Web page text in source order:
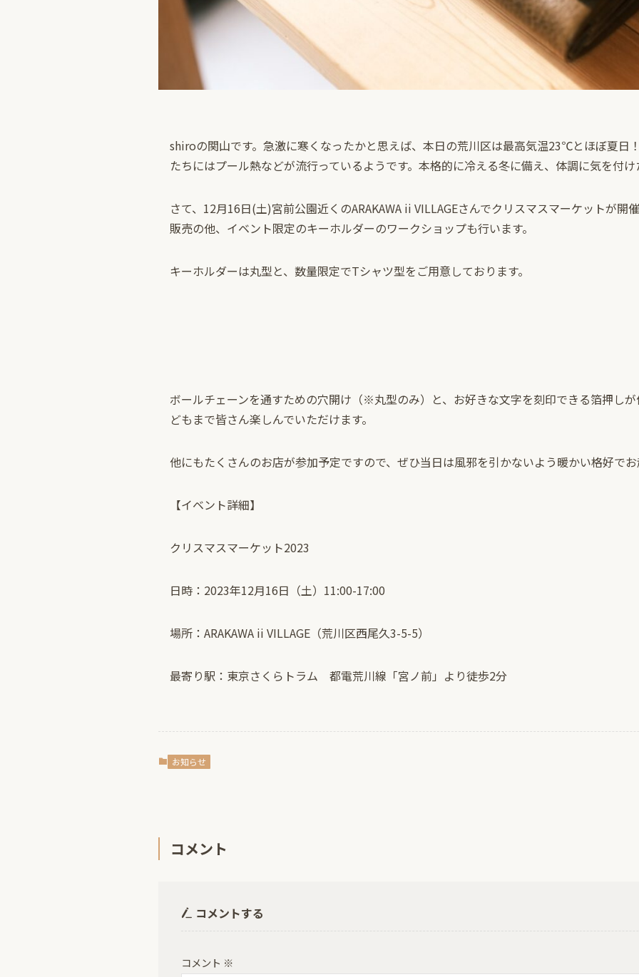
shiroの関山です。急激に寒くなったかと思えば、本日の荒川区は最高気温23℃とほぼ夏日
たちにはプール熱などが流行っているようです。本格的に冷える冬に備え、体調に気を付け
さて、12月16日(土)宮前公園近くのARAKAWA ii VILLAGEさんでクリスマスマーケットが開
販売の他、イベント限定のキーホルダーのワークショップも行います。
キーホルダーは丸型と、数量限定でTシャツ型をご用意しております。
ボールチェーンを通すための穴開け（※丸型のみ）と、お好きな文字を刻印できる箔押し
どもまで皆さん楽しんでいただけます。
他にもたくさんのお店が参加予定ですので、ぜひ当日は風邪を引かないよう暖かい格好でお
【イベント詳細】
クリスマスマーケット2023
日時：2023年12月16日（土）11:00-17:00
場所：ARAKAWA ii VILLAGE（荒川区西尾久3-5-5）
最寄り駅：東京さくらトラム 都電荒川線「宮ノ前」より徒歩2分
お知らせ
コメント
コメントする
コメント ※